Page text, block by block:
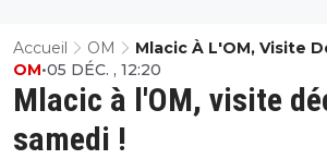
Accueil OM Mlacic À L'OM, Visite
Mlacic à l'OM, visite
samedi !
OM•05 DÉC. , 12:20